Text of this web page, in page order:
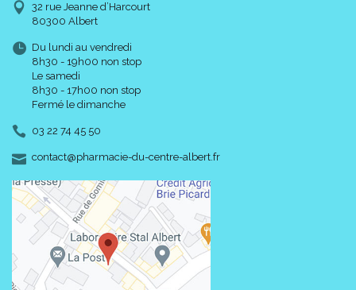
32 rue Jeanne d’Harcourt
80300 Albert
Du lundi au vendredi
8h30 - 19h00 non stop
Le samedi
8h30 - 17h00 non stop
Fermé le dimanche
03 22 74 45 50
contact-
@-
pharmacie-du-centre-albert.fr